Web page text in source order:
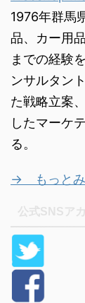
1976年群馬
品、カー用
までの経験
ンサルタン
た戦略立案
したマーケ
る。
→ もっとみ